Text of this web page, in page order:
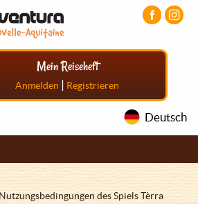
Mein Reiseheft
Anmelden | Registrieren
Deutsch
des Spiels Tèrra